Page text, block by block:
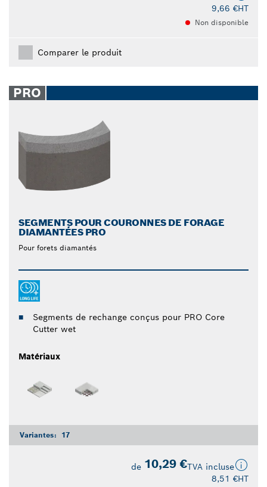
9,66 €HT
Non disponible
Comparer le produit
PRO
SEGMENTS POUR COURONNES DE FORAGE
DIAMANTÉES PRO
Pour forets diamantés
Segments de rechange conçus pour PRO Core
Cutter wet
Matériaux
Variantes: 17
de 10,29 €TVA incluse
8,51 €HT